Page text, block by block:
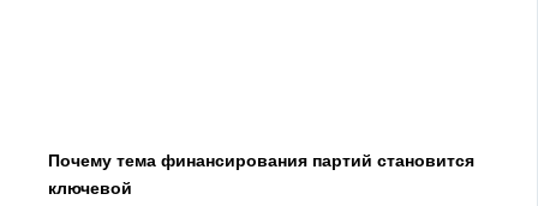
Почему тема финансирования партий становится
ключевой